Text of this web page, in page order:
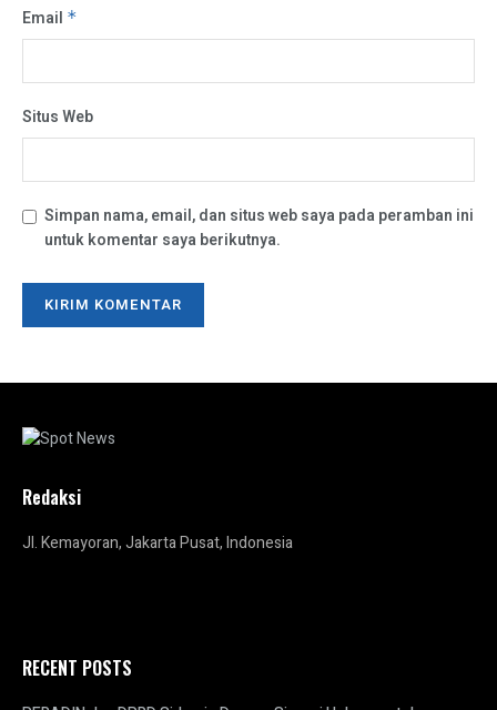
Email *
Situs Web
Simpan nama, email, dan situs web saya pada peramban ini
untuk komentar saya berikutnya.
Redaksi
Jl. Kemayoran, Jakarta Pusat, Indonesia
RECENT POSTS